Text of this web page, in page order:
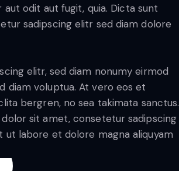
odit aut fugit, quia. Dicta sunt
sadipscing elitr sed diam dolore
elitr, sed diam nonumy eirmod
diam voluptua. At vero eos et
bergren, no sea takimata sanctus.
sit amet, consetetur sadipscing
labore et dolore magna aliquyam